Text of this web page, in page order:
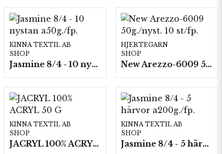
KINNA TEXTIL AB
SHOP
Jasmine 8/4 - 10 nystan a50g./fp.
HJERTEGARN
SHOP
New Arezzo-6009 50g./nyst. 10 st/fp.
KINNA TEXTIL AB
SHOP
JACRYL 100% ACRYL 50 G
KINNA TEXTIL AB
SHOP
Jasmine 8/4 - 5 härvor a200g./fp.